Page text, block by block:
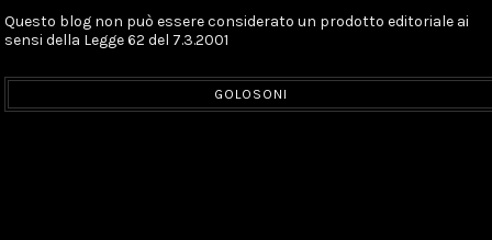
Questo blog non può essere considerato un prodotto editoriale ai
sensi della Legge 62 del 7.3.2001
GOLOSONI